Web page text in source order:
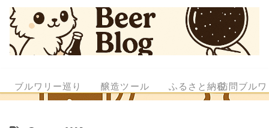
ブルワリー巡り 醸造ツール ふるさと納税訪問ブル